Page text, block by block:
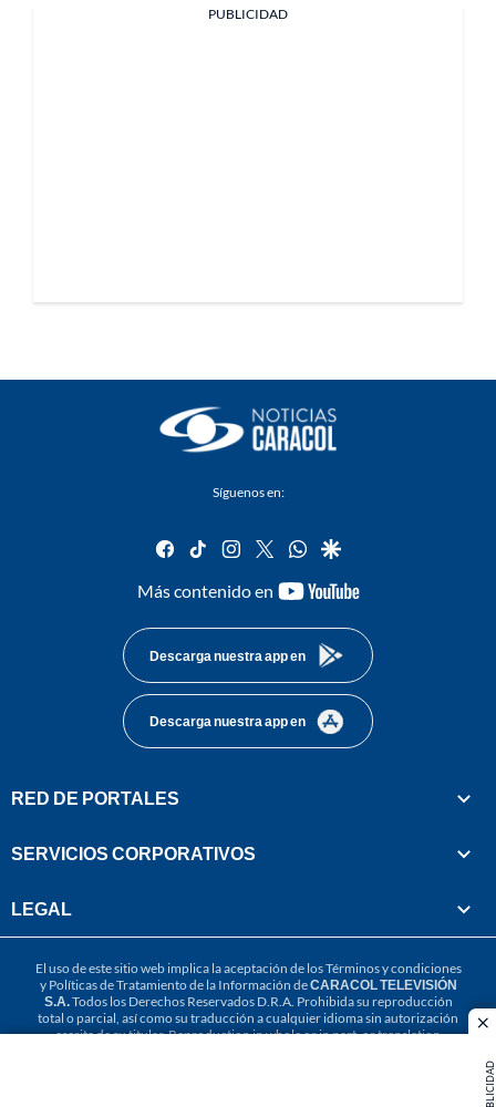
PUBLICIDAD
PUBLICIDAD
Síguenos en:
facebook
tiktok instagram
twitterwhatsapp
google
Más contenido en
youtube-
Descarga nuestra app en
Descarga nuestra app en
RED DE PORTALES
SERVICIOS CORPORATIVOS
LEGAL
El uso de este sitio web implica la aceptación de losTérminos y condiciones
y Políticas de Tratamiento de la Información deCARACOL TELEVISIÓN
S.A.Todos los Derechos Reservados D.R.A. Prohibida su reproducción
total o parcial, así como su traducción a cualquier idioma sin autorización
escrita de su titular. Reproduction in whole or in part, or translation